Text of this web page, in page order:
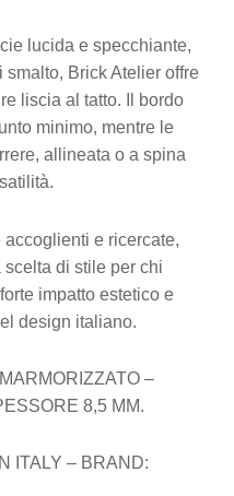
lucida e specchiante,
Brick Atelier offre
liscia al tatto. Il bordo
minimo, mentre le
allineata o a spina
accoglienti e ricercate,
di stile per chi
impatto estetico e
design italiano.
–
8,5 MM.
ITALY – BRAND: